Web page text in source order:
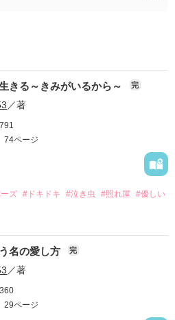
きる～きみがいるから～ 完
／著
74ページ
ズ #ドキドキ #泣き虫 #照れ屋 #優しい
。
へのいじめがはじまった。
罰」。
名の愛し方 完
／著
29ページ